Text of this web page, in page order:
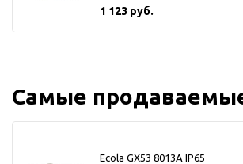
1 123 руб.
Самые
Ecola GX53 8013A IP65